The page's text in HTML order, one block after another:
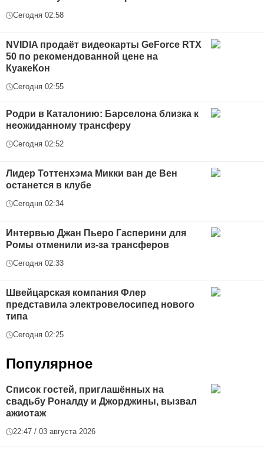
Сегодня 02:58
NVIDIA продаёт видеокарты GeForce RTX
50 по рекомендованной цене на
КуакеКон
Сегодня 02:55
Родри в Каталонию: Барселона близка к
неожиданному трансферу
Сегодня 02:52
Лидер Тоттенхэма Микки ван де Вен
останется в клубе
Сегодня 02:34
Интервью Джан Пьеро Гасперини для
Ромы отменили из-за трансферов
Сегодня 02:33
Швейцарская компания Флер
представила электровелосипед нового
типа
Сегодня 02:25
Популярное
Список гостей, приглашённых на
свадьбу Роналду и Джорджины, вызвал
ажиотаж
22:47 / 03 августа 2026